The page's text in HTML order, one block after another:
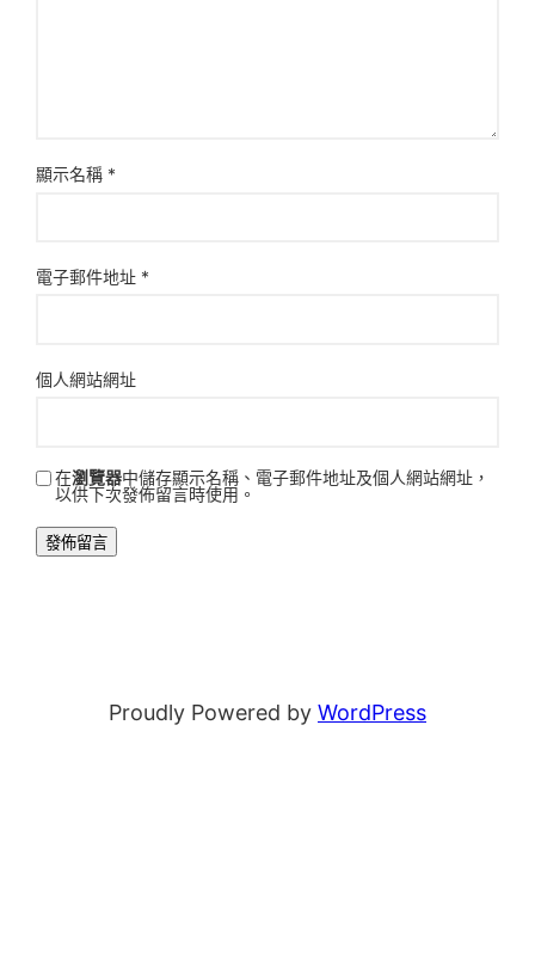
顯示名稱 *
電子郵件地址 *
個人網站網址
在瀏覽器中儲存顯示名稱、電子郵件地址及個人網站網址，
以供下次發佈留言時使用。
Proudly Powered by WordPress